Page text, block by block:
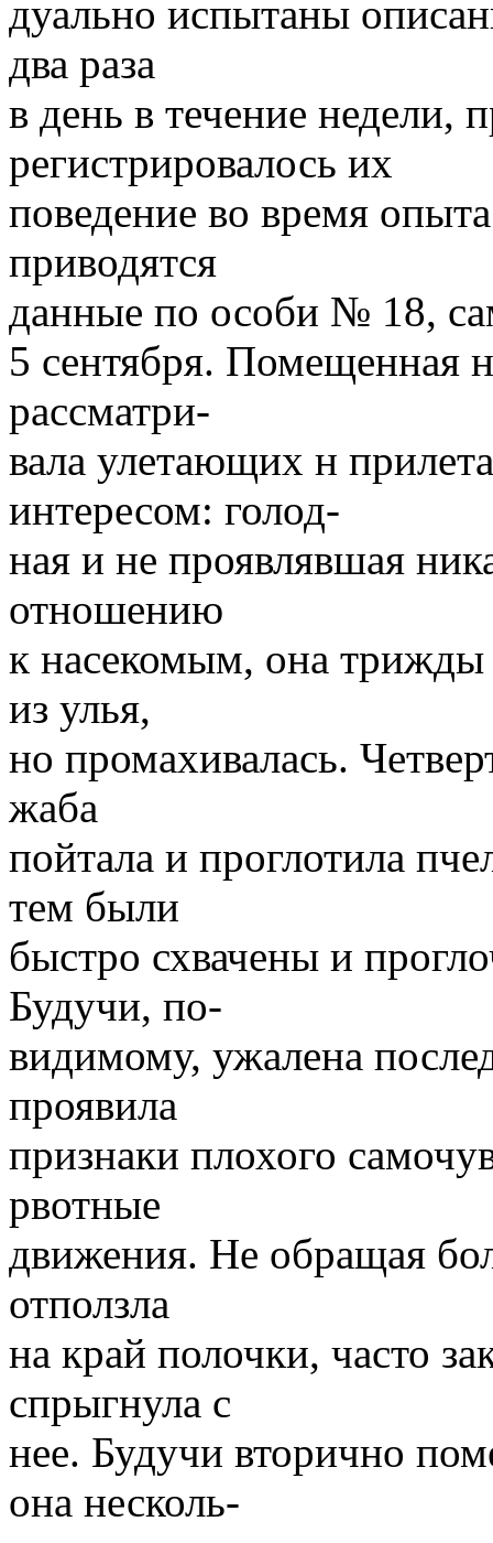
дуально испытаны
два раза
в день в течение недели,
регистрировалось их
поведение во время
приводятся
данные по особи № 18,
5 сентября. Помещенная
рассматри-
вала улетающих н
интересом: голод-
ная и не проявлявшая
отношению
к насекомым, она
из улья,
но промахивалась.
жаба
пойтала и проглотила
тем были
быстро схвачены и
Будучи, по-
видимому, ужалена
проявила
признаки плохого
рвотные
движения. Не обращая
отползла
на край полочки, часто
спрыгнула с
нее. Будучи вторично
она несколь-